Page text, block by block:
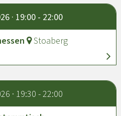
· 19:00 - 22:00
Stoaberg
· 19:30 - 22:00